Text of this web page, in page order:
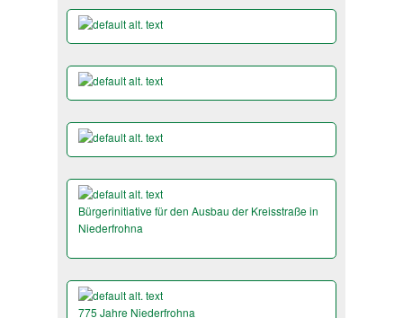
Bürgerinitiative für den Ausbau der Kreisstraße in
Niederfrohna
775 Jahre Niederfrohna